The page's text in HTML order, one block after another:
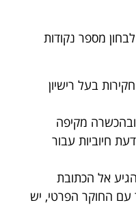
מספר נקודות
בעל רישיון
ובהכשרה מקיפה
חיוביות עבור
אל הכתובת
עם החוקר הפרטי, יש